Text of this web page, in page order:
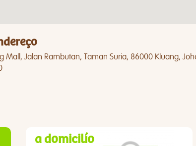
Mall, Jalan Rambutan, Taman Suria, 86000 Kluang,
a domicilío